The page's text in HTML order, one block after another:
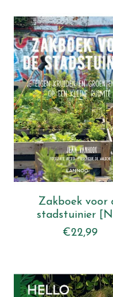
Zakboek voor
stadstuinier
€22,99